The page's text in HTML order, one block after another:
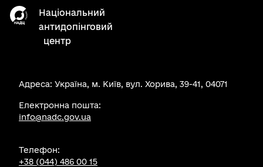
Національний
антидопінговий
центр
Адреса: Україна, м. Київ, вул. Хорива, 39-41, 04071
Електронна пошта:
info@nadc.gov.ua
Телефон:
+38 (044) 486 00 15